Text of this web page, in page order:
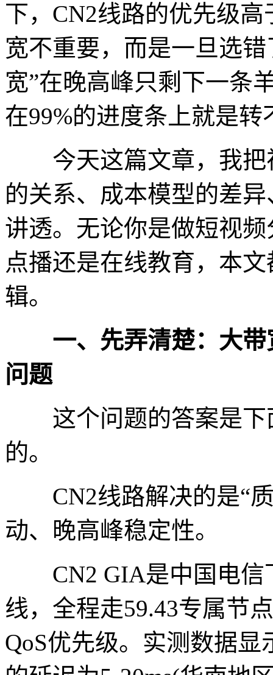
下，CN2线路的优先级
宽不重要，而是一旦选
宽”在晚高峰只剩下一条
在99%的进度条上就是转
今天这篇文章，我把
的关系、成本模型的差
讲透。无论你是做短视
点播还是在线教育，本
辑。
一、先弄清楚：大带
问题
这个问题的答案是下
的。
CN2线路解决的是“
动、晚高峰稳定性。
CN2 GIA是中国电信
线，全程走59.43专属节
QoS优先级。实测数据